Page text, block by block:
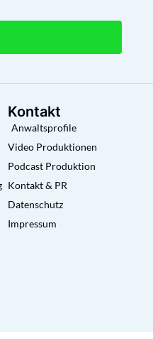
Kontakt
Anwaltsprofile
Video Produktionen
Podcast Produktion
Kontakt & PR
Datenschutz
Impressum